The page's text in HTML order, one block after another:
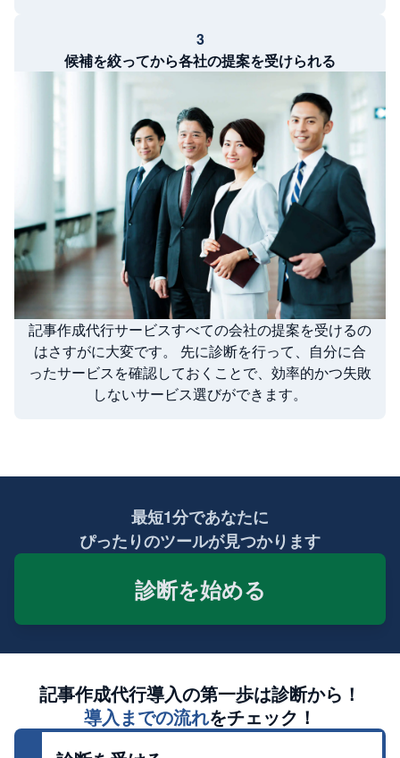
3
候補を絞ってから各社の提案を受けられる
記事作成代行サービスすべての会社の提案を受けるの
はさすがに大変です。 先に診断を行って、自分に合
ったサービスを確認しておくことで、効率的かつ失敗
しないサービス選びができます。
最短1分であなたに
ぴったりのツールが見つかります
診断を始める
記事作成代行導入の第一歩は診断から！
導入までの流れをチェック！